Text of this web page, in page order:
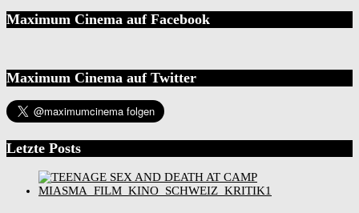
Maximum Cinema auf Facebook
Maximum Cinema auf Twitter
Letzte Posts